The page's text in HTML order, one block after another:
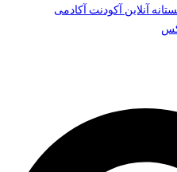
آنلاین آکودنت آکادمی